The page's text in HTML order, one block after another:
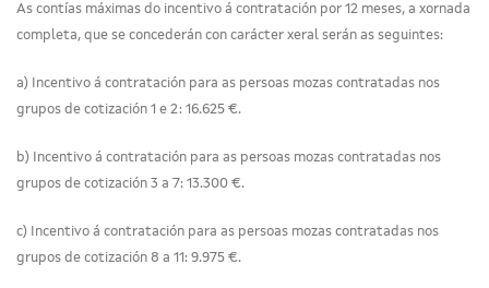
As contías máximas do incentivo á contratación por 12 meses, a xornada
completa, que se concederán con carácter xeral serán as seguintes:
a) Incentivo á contratación para as persoas mozas contratadas nos
grupos de cotización 1 e 2: 16.625 €.
b) Incentivo á contratación para as persoas mozas contratadas nos
grupos de cotización 3 a 7: 13.300 €.
c) Incentivo á contratación para as persoas mozas contratadas nos
grupos de cotización 8 a 11: 9.975 €.